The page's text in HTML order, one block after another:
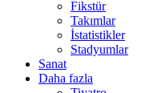
Fikstür
Takımlar
İstatistikler
Stadyumlar
Sanat
Daha fazla